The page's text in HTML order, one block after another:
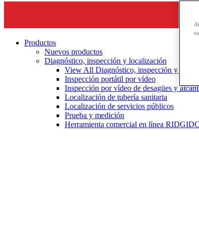
Productos
Nuevos productos
Diagnóstico, inspección y localización
View All Diagnóstico, inspección y
Inspección portátil por vídeo
Inspección por vídeo de desagües y
Localización de tubería sanitaria
Localización de servicios públicos
Prueba y medición
Herramienta comercial en línea